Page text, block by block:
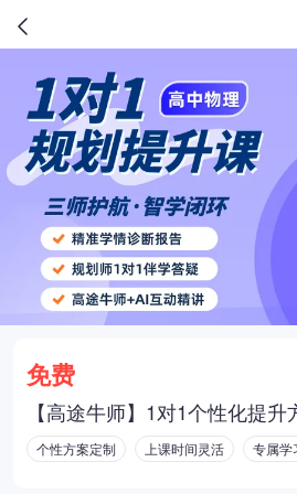
免费
【高途牛师】1对1个性化提
个性方案定制 上课时间灵活 专属学